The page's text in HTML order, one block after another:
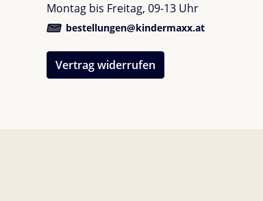
Montag bis Freitag, 09-13 Uhr
bestellungen@kindermaxx.at
Vertrag widerrufen